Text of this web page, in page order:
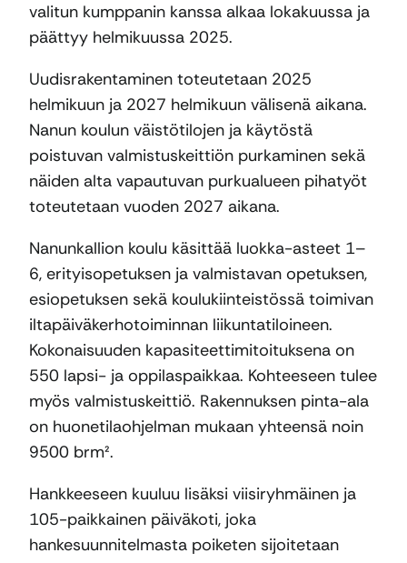
valitun kumppanin kanssa alkaa lokakuussa ja
päättyy helmikuussa 2025.
Uudisrakentaminen toteutetaan 2025
helmikuun ja 2027 helmikuun välisenä aikana.
Nanun koulun väistötilojen ja käytöstä
poistuvan valmistuskeittiön purkaminen sekä
näiden alta vapautuvan purkualueen pihatyöt
toteutetaan vuoden 2027 aikana.
Nanunkallion koulu käsittää luokka-asteet 1–
6, erityisopetuksen ja valmistavan opetuksen,
esiopetuksen sekä koulukiinteistössä toimivan
iltapäiväkerhotoiminnan liikuntatiloineen.
Kokonaisuuden kapasiteettimitoituksena on
550 lapsi- ja oppilaspaikkaa. Kohteeseen tulee
myös valmistuskeittiö. Rakennuksen pinta-ala
on huonetilaohjelman mukaan yhteensä noin
9500 brm².
Hankkeeseen kuuluu lisäksi viisiryhmäinen ja
105-paikkainen päiväkoti, joka
hankesuunnitelmasta poiketen sijoitetaan